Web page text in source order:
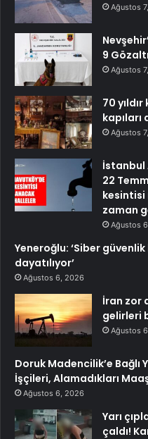
Ağustos
9 Gözaltı
Ağustos
70
kapıları
Ağustos
İstanbul
22
kesintisi
zaman
Ağustos
Yeneroğlu: ‘Siber
dayatılıyor’
Ağustos 6, 2026
İran zor
gelirleri
Ağustos
Doruk Madencilik’e Bağlı
İşçileri, Alamadıkları
Ağustos 6, 2026
Yarı
çaldı!